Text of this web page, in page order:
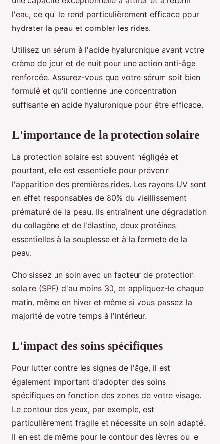
l'eau, ce qui le rend particulièrement efficace pour
hydrater la peau et combler les rides.
Utilisez un sérum à l'acide hyaluronique avant votre
crème de jour et de nuit pour une action anti-âge
renforcée. Assurez-vous que votre sérum soit bien
formulé et qu'il contienne une concentration
suffisante en acide hyaluronique pour être efficace.
L'importance de la protection solaire
La protection solaire est souvent négligée et
pourtant, elle est essentielle pour prévenir
l'apparition des premières rides. Les rayons UV sont
en effet responsables de 80% du vieillissement
prématuré de la peau. Ils entraînent une dégradation
du collagène et de l'élastine, deux protéines
essentielles à la souplesse et à la fermeté de la
peau.
Choisissez un soin avec un facteur de protection
solaire (SPF) d'au moins 30, et appliquez-le chaque
matin, même en hiver et même si vous passez la
majorité de votre temps à l'intérieur.
L'impact des soins spécifiques
Pour lutter contre les signes de l'âge, il est
également important d'adopter des soins
spécifiques en fonction des zones de votre visage.
Le contour des yeux, par exemple, est
particulièrement fragile et nécessite un soin adapté.
Il en est de même pour le contour des lèvres ou le